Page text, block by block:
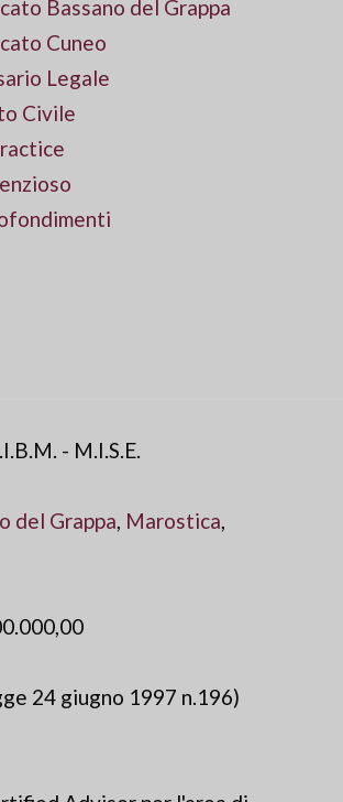
Bassano del Grappa
Cuneo
Legale
Civile
- M.I.S.E.
del Grappa, Marostica,
24 giugno 1997 n.196)